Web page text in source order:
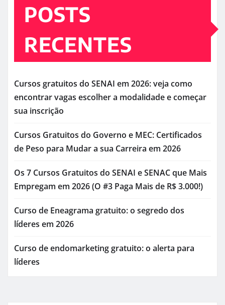
POSTS
RECENTES
Cursos gratuitos do SENAI em 2026: veja como
encontrar vagas escolher a modalidade e começar
sua inscrição
Cursos Gratuitos do Governo e MEC: Certificados
de Peso para Mudar a sua Carreira em 2026
Os 7 Cursos Gratuitos do SENAI e SENAC que Mais
Empregam em 2026 (O #3 Paga Mais de R$ 3.000!)
Curso de Eneagrama gratuito: o segredo dos
líderes em 2026
Curso de endomarketing gratuito: o alerta para
líderes